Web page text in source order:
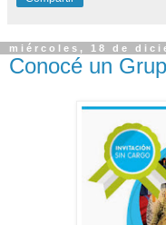
miércoles, 18 de
Conocé un